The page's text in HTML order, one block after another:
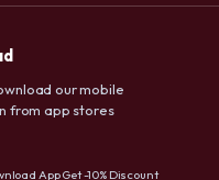
our mobile
from app stores
App Get -10% Discount